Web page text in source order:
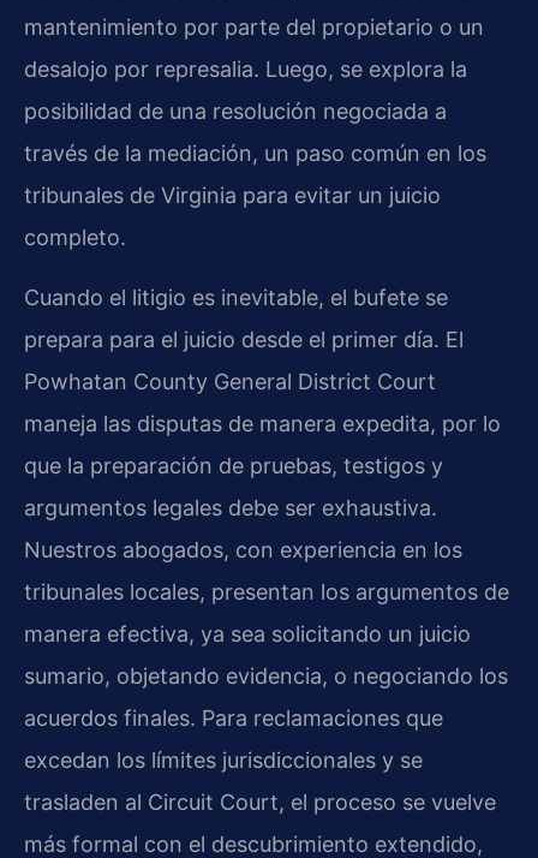
mantenimiento por parte del propietario o un
desalojo por represalia. Luego, se explora la
posibilidad de una resolución negociada a
través de la mediación, un paso común en los
tribunales de Virginia para evitar un juicio
completo.
Cuando el litigio es inevitable, el bufete se
prepara para el juicio desde el primer día. El
Powhatan County General District Court
maneja las disputas de manera expedita, por lo
que la preparación de pruebas, testigos y
argumentos legales debe ser exhaustiva.
Nuestros abogados, con experiencia en los
tribunales locales, presentan los argumentos de
manera efectiva, ya sea solicitando un juicio
sumario, objetando evidencia, o negociando los
acuerdos finales. Para reclamaciones que
excedan los límites jurisdiccionales y se
trasladen al Circuit Court, el proceso se vuelve
más formal con el descubrimiento extendido,